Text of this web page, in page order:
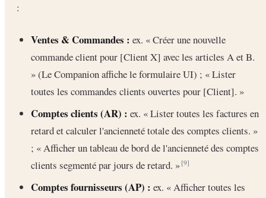
:
Ventes & Commandes : ex. « Créer une nouvelle
commande client pour [Client X] avec les articles A et B.
» (Le Companion affiche le formulaire UI) ; « Lister
toutes les commandes clients ouvertes pour [Client]. »
Comptes clients (AR) : ex. « Lister toutes les factures en
retard et calculer l'ancienneté totale des comptes clients. »
; « Afficher un tableau de bord de l'ancienneté des comptes
clients segmenté par jours de retard. »[9]
Comptes fournisseurs (AP) : ex. « Afficher toutes les